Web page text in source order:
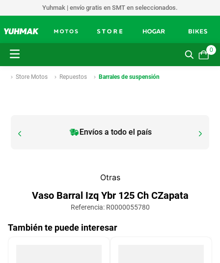
Yuhmak | envío gratis en SMT en seleccionados.
0
Store Motos Repuestos Barrales de suspensión
Envíos a todo el país
Otras
Vaso Barral Izq Ybr 125 Ch CZapata
Referencia: R0000055780
También te puede interesar